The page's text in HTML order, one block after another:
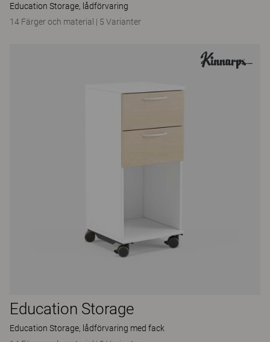
Education Storage, lådförvaring
14 Färger och material | 5 Varianter
Education Storage
Education Storage, lådförvaring med fack